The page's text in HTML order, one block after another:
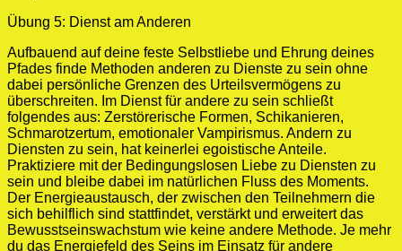
Übung 5: Dienst am Anderen
Aufbauend auf deine feste Selbstliebe und Ehrung deines
Pfades finde Methoden anderen zu Dienste zu sein ohne
dabei persönliche Grenzen des Urteilsvermögens zu
überschreiten. Im Dienst für andere zu sein schließt
folgendes aus: Zerstörerische Formen, Schikanieren,
Schmarotzertum, emotionaler Vampirismus. Andern zu
Diensten zu sein, hat keinerlei egoistische Anteile.
Praktiziere mit der Bedingungslosen Liebe zu Diensten zu
sein und bleibe dabei im natürlichen Fluss des Moments.
Der Energieaustausch, der zwischen den Teilnehmern die
sich behilflich sind stattfindet, verstärkt und erweitert das
Bewusstseinswachstum wie keine andere Methode. Je mehr
du das Energiefeld des Seins im Einsatz für andere